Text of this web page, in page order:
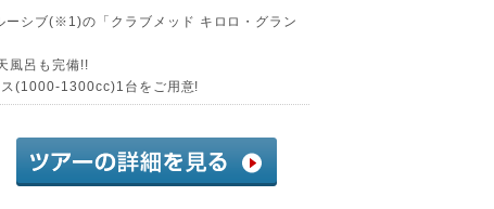
シブ(※1)の「クラブメッド キロロ・グラン
風呂も完備!!
(1000-1300cc)1台をご用意!